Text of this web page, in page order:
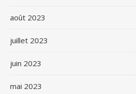
août 2023
juillet 2023
juin 2023
mai 2023